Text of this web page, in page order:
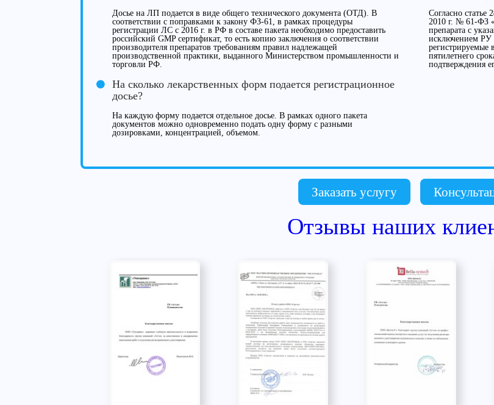
Досье на ЛП подается в виде общего технического документа (ОТД). В
соответствии с поправками к закону ФЗ-61, в рамках процедуры
регистрации ЛС с 2016 г. в РФ в составе пакета необходимо предоставить
российский GMP сертификат, то есть копию заключения о соответствии
производителя препаратов требованиям правил надлежащей
производственной практики, выданного Министерством промышленности и
торговли РФ.
Согласно статье
2010 г. № 61-ФЗ
препарата с
исключением РУ
регистрируемые
пятилетнего
подтверждения
На сколько лекарственных форм подается регистрационное
досье?
На каждую форму подается отдельное досье. В рамках одного пакета
документов можно одновременно подать одну форму с разными
дозировками, концентрацией, объемом.
Заказать услугу
Отзывы наших